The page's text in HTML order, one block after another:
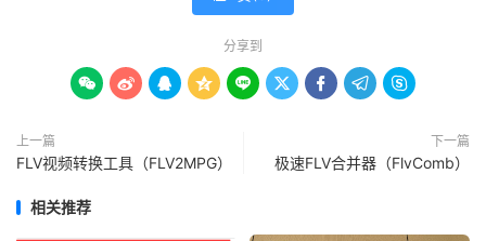
分享到
        
上一篇
FLV视频转换工具（FLV2MPG）
下一篇
极速FLV合并器（FlvComb）
相关推荐